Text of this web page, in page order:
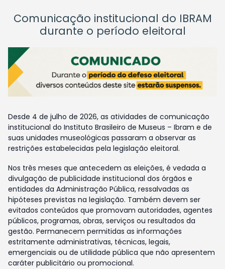
Comunicação institucional do IBRAM
durante o período eleitoral
Desde 4 de julho de 2026, as atividades de comunicação
institucional do Instituto Brasileiro de Museus – Ibram e de
suas unidades museológicas passaram a observar as
restrições estabelecidas pela legislação eleitoral.
Nos três meses que antecedem as eleições, é vedada a
divulgação de publicidade institucional dos órgãos e
entidades da Administração Pública, ressalvadas as
hipóteses previstas na legislação. Também devem ser
evitados conteúdos que promovam autoridades, agentes
públicos, programas, obras, serviços ou resultados da
gestão. Permanecem permitidas as informações
estritamente administrativas, técnicas, legais,
emergenciais ou de utilidade pública que não apresentem
caráter publicitário ou promocional.